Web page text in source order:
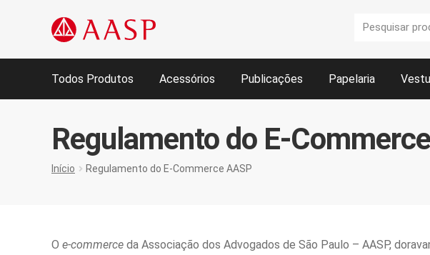
Pular
navegação
Pular
o
Pesquisar
Pesquisar
Todos Produtos Acessórios Publicações Papelaria
Lista de Desejos Minha conta Regulamento do E-Commerce AASP Sobre
Regulamento do E-
Início Regulamento do E-Commerce AASP
O e-commerce da Associação dos Advogados de São Paulo – AASP,